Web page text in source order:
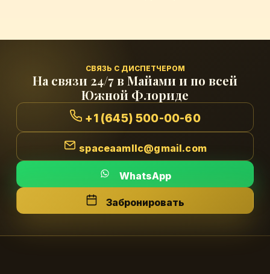
СВЯЗЬ С ДИСПЕТЧЕРОМ
На связи 24/7 в Майами и по всей
Южной Флориде
+1 (645) 500-00-60
spaceaamllc@gmail.com
WhatsApp
Забронировать